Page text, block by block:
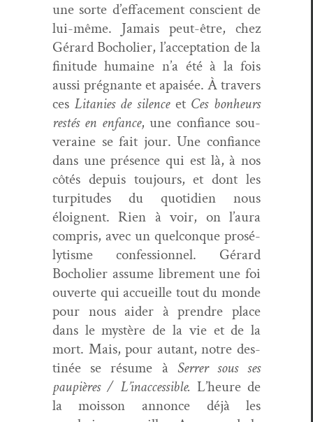
une sorte d’effacement con­scient de
lui-même. Jamais peut-être, chez
Gérard Bocholi­er, l’acceptation de la
fini­tude humaine n’a été à la fois
aus­si prég­nante et apaisée. À tra­vers
ces Lita­nies de silence et Ces bon­heurs
restés en enfance, une con­fi­ance sou­
veraine se fait jour. Une con­fi­ance
dans une présence qui est là, à nos
côtés depuis tou­jours, et dont les
turpi­tudes du quo­ti­di­en nous
éloignent. Rien à voir, on l’aura
com­pris, avec un quel­conque prosé­
lytisme con­fes­sion­nel. Gérard
Bocholi­er assume libre­ment une foi
ouverte qui accueille tout du monde
pour nous aider à pren­dre place
dans le mys­tère de la vie et de la
mort. Mais, pour autant, notre des­
tinée se résume à Ser­rer sous ses
paupières / L’inaccessible. L’heure de
la mois­son annonce déjà les